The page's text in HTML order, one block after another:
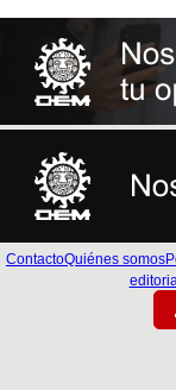
ContactoQuiénes somos